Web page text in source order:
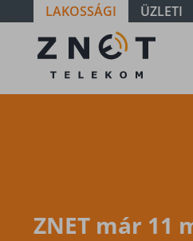
LAKOSSÁGI ÜZLETI
Szolgáltatási
terület -
Zala -
ZNET már 11